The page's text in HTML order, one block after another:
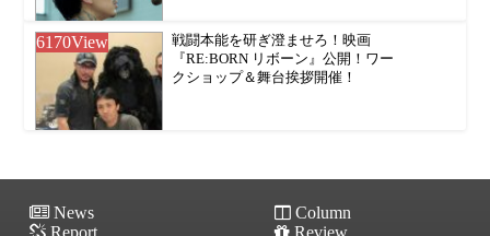
6170View
戦闘本能を研ぎ澄ませろ！映画
『RE:BORN リボーン』公開！ワー
クショップ＆舞台挨拶開催！
News
Column
Report
Review